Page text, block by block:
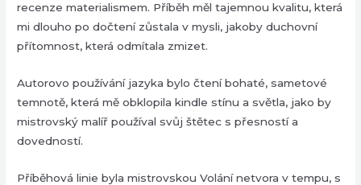
recenze materialismem. Příběh měl tajemnou kvalitu, která
mi dlouho po dočtení zůstala v mysli, jakoby duchovní
přítomnost, která odmítala zmizet.
Autorovo používání jazyka bylo čtení bohaté, sametové
temnotě, která mě obklopila kindle stínu a světla, jako by
mistrovský malíř používal svůj štětec s přesností a
dovedností.
Příběhová linie byla mistrovskou Volání netvora v tempu, s